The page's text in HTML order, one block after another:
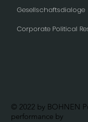
Gesellschaftsdialoge
Corporate Political
© 2022 by BOHNEN
performance by